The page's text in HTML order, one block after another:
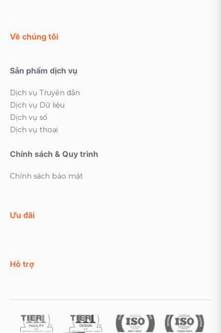
Về chúng tôi
Sản phẩm dịch vụ
Dịch vụ Truyền dẫn
Dịch vụ Dữ liệu
Dịch vụ số
Dịch vụ thoại
Chính sách & Quy trình
Chính sách bảo mật
Ưu đãi
Hỗ trợ